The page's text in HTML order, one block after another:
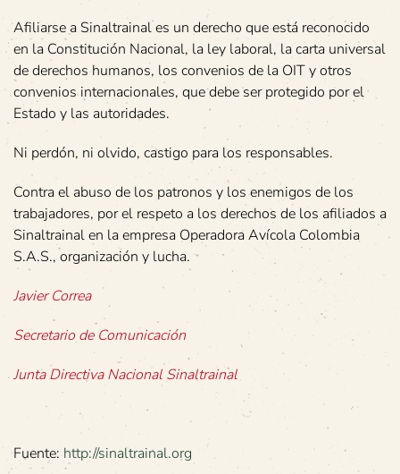
Afiliarse a Sinaltrainal es un derecho que está reconocido
en la Constitución Nacional, la ley laboral, la carta universal
de derechos humanos, los convenios de la OIT y otros
convenios internacionales, que debe ser protegido por el
Estado y las autoridades.
Ni perdón, ni olvido, castigo para los responsables.
Contra el abuso de los patronos y los enemigos de los
trabajadores, por el respeto a los derechos de los afiliados a
Sinaltrainal en la empresa Operadora Avícola Colombia
S.A.S., organización y lucha.
Javier Correa
Secretario de Comunicación
Junta Directiva Nacional Sinaltrainal
Fuente: http://sinaltrainal.org